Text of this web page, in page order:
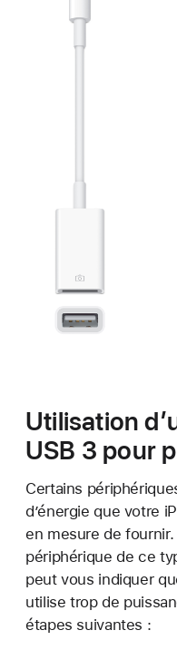
Utilisation
USB 3 pour
Certains
d’énergie que votre
en mesure de
périphérique de ce
peut vous indiquer
utilise trop de
étapes suivantes :